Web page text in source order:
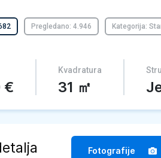
Pregledano: 4.946 Kategorija:
€
Kvadratura
31 ㎡
Fotografije